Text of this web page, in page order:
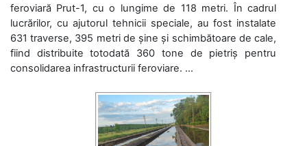
feroviară Prut-1, cu o lungime de 118 metri. În cadrul
lucrărilor, cu ajutorul tehnicii speciale, au fost instalate
631 traverse, 395 metri de șine și schimbătoare de cale,
fiind distribuite totodată 360 tone de pietriș pentru
consolidarea infrastructurii feroviare. ...